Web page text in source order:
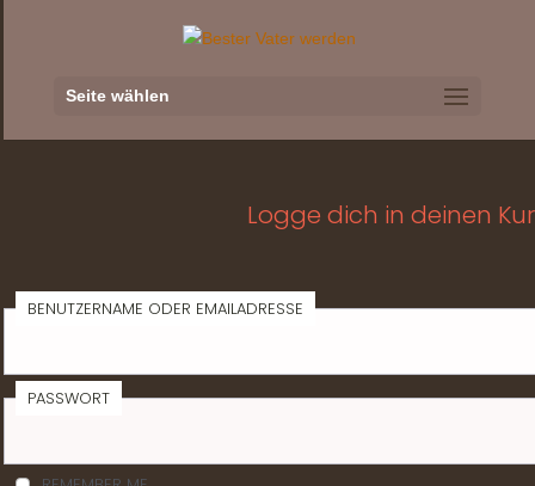
Seite wählen
Logge dich in deinen
BENUTZERNAME ODER EMAILADRESSE
PASSWORT